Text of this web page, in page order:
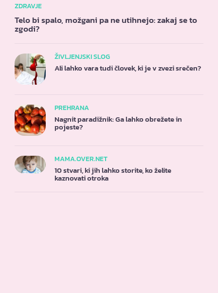
ZDRAVJE
Telo bi spalo, možgani pa ne utihnejo: zakaj se to
zgodi?
ŽIVLJENJSKI SLOG
Ali lahko vara tudi človek, ki je v zvezi srečen?
PREHRANA
Nagnit paradižnik: Ga lahko obrežete in
pojeste?
MAMA.OVER.NET
10 stvari, ki jih lahko storite, ko želite
kaznovati otroka